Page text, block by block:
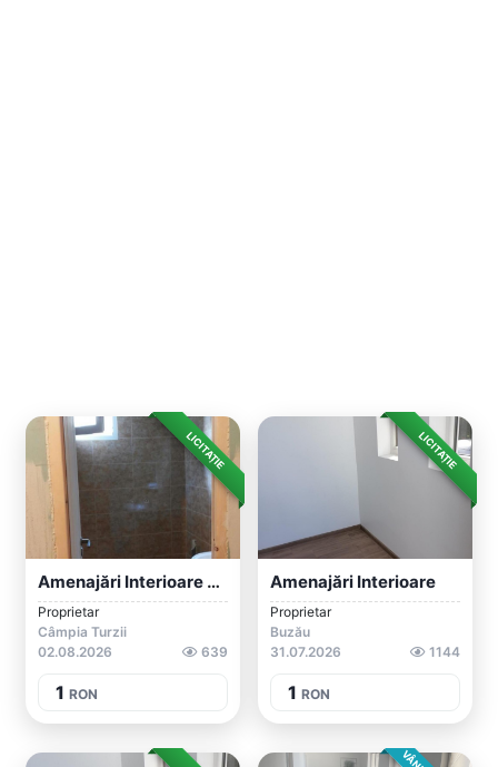
LICITAȚIE
Amenajări Interioare Gresie Faianță Parc...
Proprietar
Câmpia Turzii
02.08.2026
639
1 RON
LICITAȚIE
Amenajări Interioare
Proprietar
Buzău
31.07.2026
1144
1 RON